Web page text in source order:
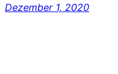
Dezember 1, 2020